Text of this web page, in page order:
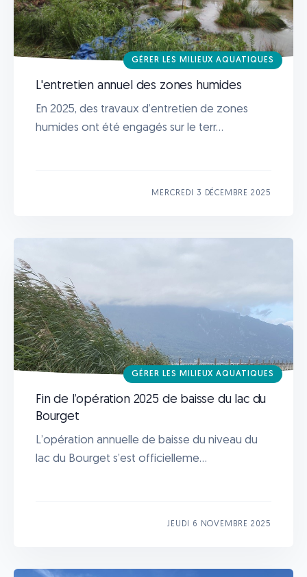
GÉRER LES MILIEUX AQUATIQUES
L'entretien annuel des zones humides
En 2025, des travaux d’entretien de zones
humides ont été engagés sur le terr...
MERCREDI 3 DÉCEMBRE 2025
GÉRER LES MILIEUX AQUATIQUES
Fin de l’opération 2025 de baisse du lac du
Bourget
L’opération annuelle de baisse du niveau du
lac du Bourget s’est officielleme...
JEUDI 6 NOVEMBRE 2025